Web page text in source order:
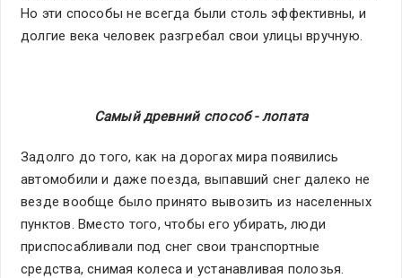
Но эти способы не всегда были столь эффективны, и
долгие века человек разгребал свои улицы вручную.
Самый древний способ - лопата
Задолго до того, как на дорогах мира появились
автомобили и даже поезда, выпавший снег далеко не
везде вообще было принято вывозить из населенных
пунктов. Вместо того, чтобы его убирать, люди
приспосабливали под снег свои транспортные
средства, снимая колеса и устанавливая полозья.